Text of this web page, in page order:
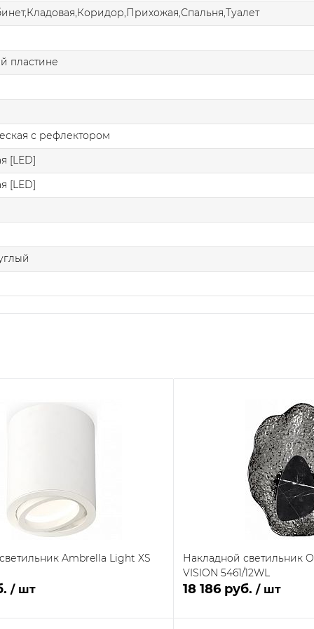
пластине
с рефлектором
[LED]
[LED]
Ambrella Light XS
/ шт
Накладной светильник
VISION 5461/12WL
18 186 руб. / шт